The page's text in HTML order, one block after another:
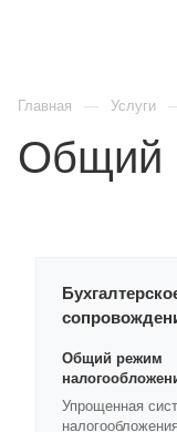
Главная Услуги
Общий
Общий режим
Упрощенная